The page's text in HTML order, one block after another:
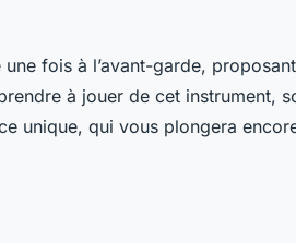
une fois à l’avant-garde,
à jouer de cet instrument,
unique, qui vous plongera